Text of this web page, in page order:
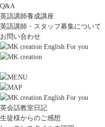
Q&A
英語講師養成講座
英語講師・スタッフ募集について
お問い合わせ
英会話教室日記
生徒様からのご感想